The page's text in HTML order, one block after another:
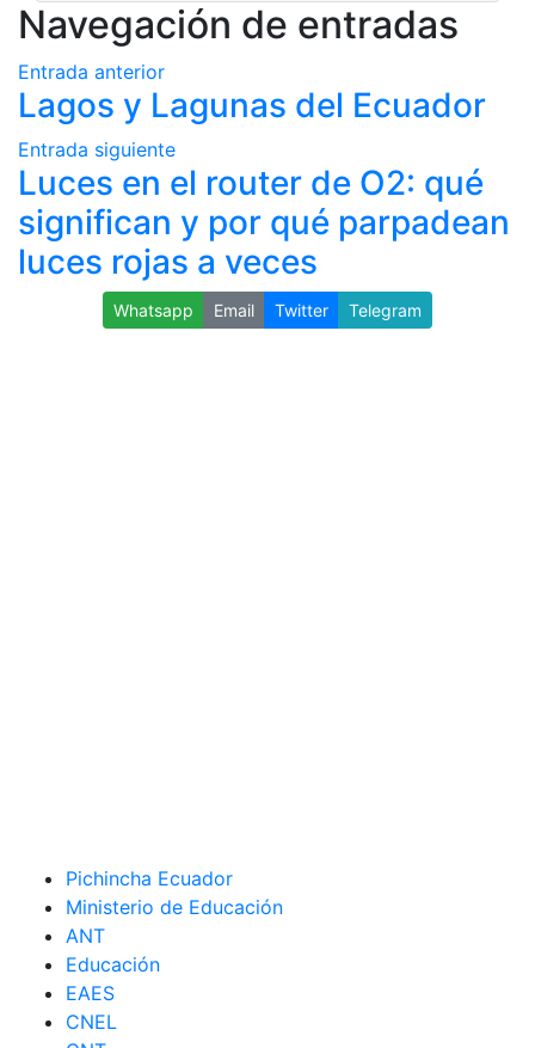
Navegación de entradas
Entrada anterior
Lagos y Lagunas del Ecuador
Entrada siguiente
Luces en el router de O2: qué
significan y por qué parpadean
luces rojas a veces
Whatsapp Email Twitter Telegram
Pichincha Ecuador
Ministerio de Educación
ANT
Educación
EAES
CNEL